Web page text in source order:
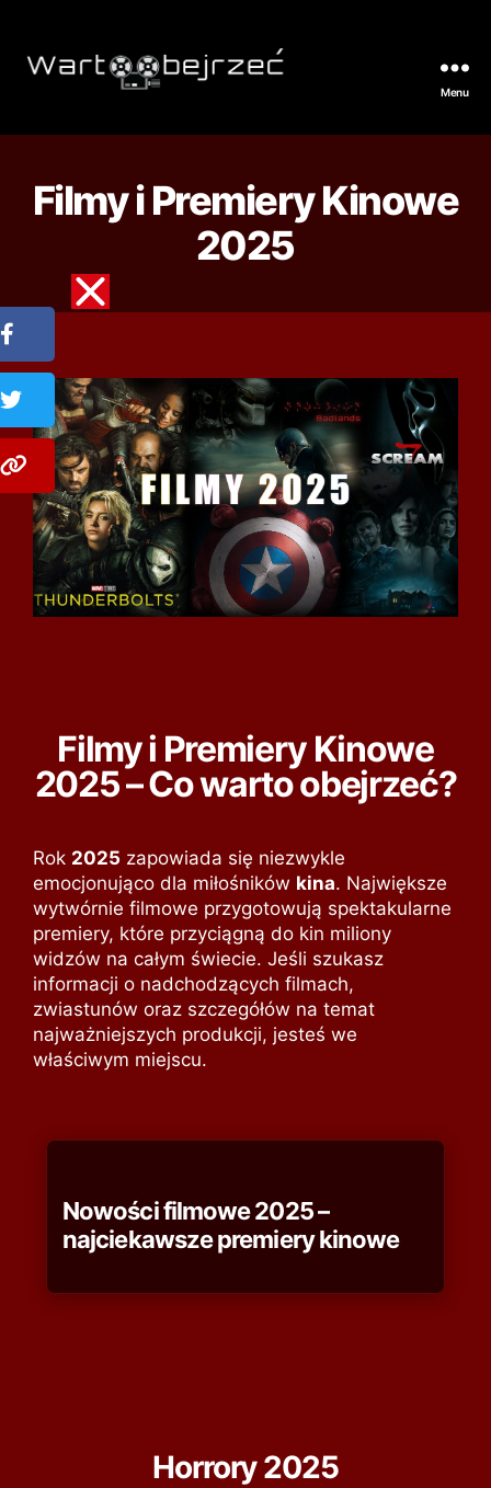
Menu
Filmy i Premiery Kinowe
2025
Filmy i Premiery Kinowe
2025 – Co warto obejrzeć?
Rok 2025 zapowiada się niezwykle
emocjonująco dla miłośników kina. Największe
wytwórnie filmowe przygotowują spektakularne
premiery, które przyciągną do kin miliony
widzów na całym świecie. Jeśli szukasz
informacji o nadchodzących filmach,
zwiastunów oraz szczegółów na temat
najważniejszych produkcji, jesteś we
właściwym miejscu.
Nowości filmowe 2025 –
najciekawsze premiery kinowe
Horrory 2025